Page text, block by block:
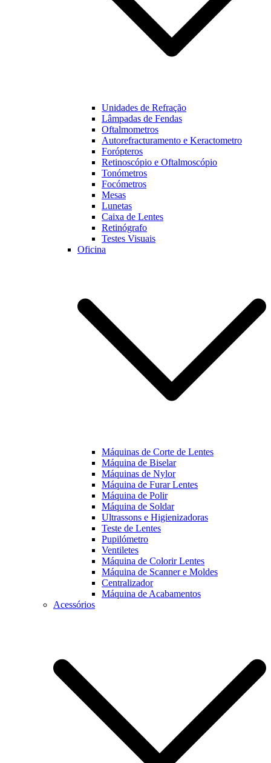
Unidades de Refração
Lâmpadas de Fendas
Oftalmometros
Autorefracturamento e Keractometro
Forópteros
Retinoscópio e Oftalmoscópio
Tonómetros
Focómetros
Mesas
Lunetas
Caixa de Lentes
Retinógrafo
Testes Visuais
Oficina
Máquinas de Corte de Lentes
Máquina de Biselar
Máquinas de Nylor
Máquina de Furar Lentes
Máquina de Polir
Máquina de Soldar
Ultrassons e Higienizadoras
Teste de Lentes
Pupilómetro
Ventiletes
Máquina de Colorir Lentes
Máquina de Scanner e Moldes
Centralizador
Máquina de Acabamentos
Acessórios